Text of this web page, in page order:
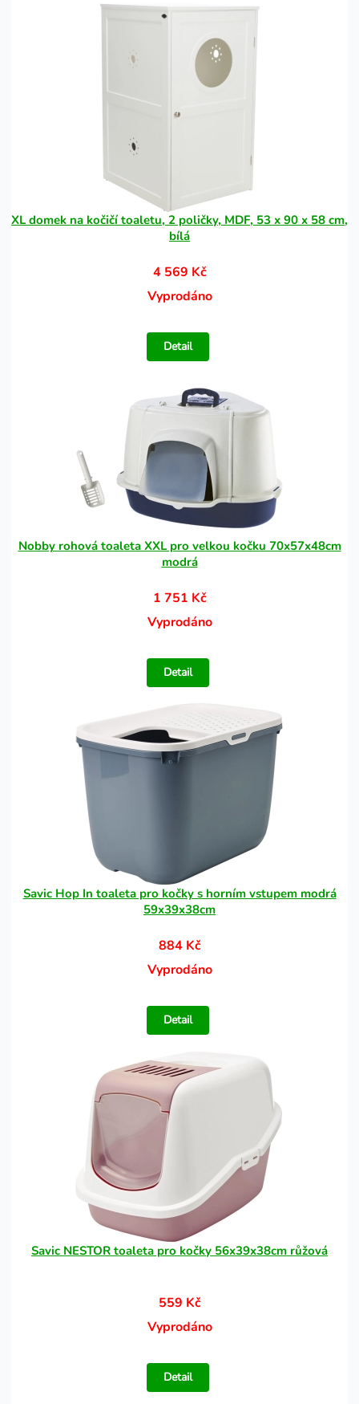
XL domek na kočičí toaletu, 2 poličky, MDF, 53 x 90 x 58 cm,
bílá
4 569 Kč
Vyprodáno
Detail
Nobby rohová toaleta XXL pro velkou kočku 70x57x48cm
modrá
1 751 Kč
Vyprodáno
Detail
Savic Hop In toaleta pro kočky s horním vstupem modrá
59x39x38cm
884 Kč
Vyprodáno
Detail
Savic NESTOR toaleta pro kočky 56x39x38cm růžová
559 Kč
Vyprodáno
Detail